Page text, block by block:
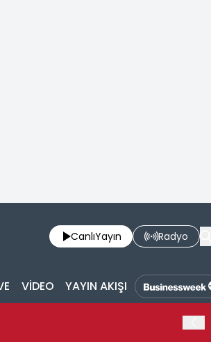
CanlıYayın Radyo
VİDEO YAYIN AKIŞI